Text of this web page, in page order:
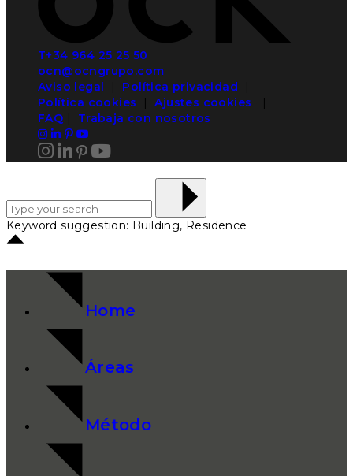
T+34 964 25 25 50
ocn@ocngrupo.com
Aviso legal
Política privacidad
Política cookies |Ajustes cookies
FAQ
Trabaja con nosotros
Keyword suggestion: Building, Residence
Home
Áreas
Método